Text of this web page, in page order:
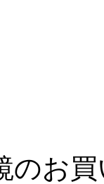
のお